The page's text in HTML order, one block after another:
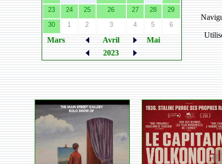
23
24 25 26 27 28
29
30
1 2 3 4 5 6
Mars Avril
Mai
2023